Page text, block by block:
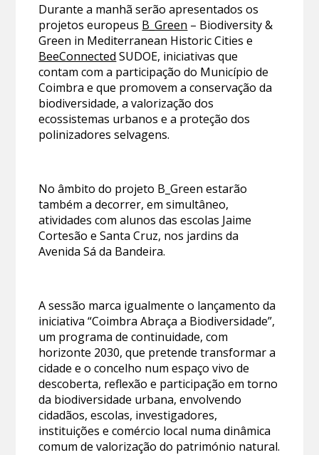
Durante a manhã serão apresentados os
projetos europeus B_Green – Biodiversity &
Green in Mediterranean Historic Cities e
BeeConnected SUDOE, iniciativas que
contam com a participação do Município de
Coimbra e que promovem a conservação da
biodiversidade, a valorização dos
ecossistemas urbanos e a proteção dos
polinizadores selvagens.
No âmbito do projeto B_Green estarão
também a decorrer, em simultâneo,
atividades com alunos das escolas Jaime
Cortesão e Santa Cruz, nos jardins da
Avenida Sá da Bandeira.
A sessão marca igualmente o lançamento da
iniciativa “Coimbra Abraça a Biodiversidade”,
um programa de continuidade, com
horizonte 2030, que pretende transformar a
cidade e o concelho num espaço vivo de
descoberta, reflexão e participação em torno
da biodiversidade urbana, envolvendo
cidadãos, escolas, investigadores,
instituições e comércio local numa dinâmica
comum de valorização do património natural.